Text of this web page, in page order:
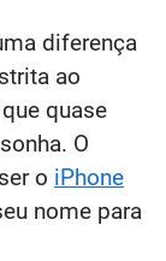
diferença
ao
quase
O
o iPhone
nome para